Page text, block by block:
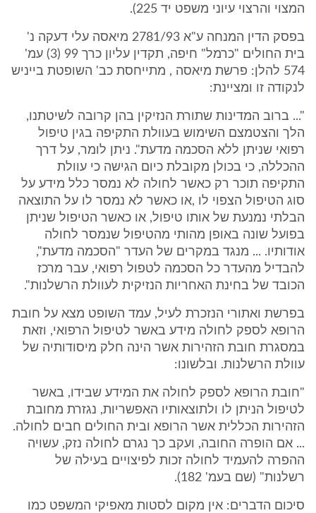
המצוי והרצוי עיוני משפט יד 225).
בפסק הדין המנחה ע"א 2781/93 מיאסה עלי דעקה נ'
בית החולים "כרמל" חיפה, תקדין עליון כרך 99 (3) עמ'
574 להלן: פרשת מיאסה , מתייחסת כב' השופטת בייניש
לנקודה זו ומציינת:
"... ברוב המדינות שתורת הנזיקין בהן קרובה לשיטתנו,
הלך והצטמצם השימוש בעוולת התקיפה בגין טיפול
רפואי שניתן ללא הסכמה מדעת". ניתן לומר, על דרך
ההכללה, כי בכולן מקובלת כיום הגישה כי עוולת
התקיפה תוכר רק כאשר לחולה לא נמסר כלל מידע על
סוג הטיפול הצפוי לו ,או כאשר לא נמסר לו על התוצאה
הבלתי נמנעת של אותו טיפול, או כאשר הטיפול שניתן
בפועל שונה באופן מהותי מהטיפול שנמסר לחולה
אודותיו. ... מנגד במקרים של העדר "הסכמה מדעת",
להבדיל מהעדר כל הסכמה לטפול רפואי, עבר מרכז
הכובד של בחינת האחריות הנזיקית לעוולת הרשלנות".
בפרשת ואתורי הנזכרת לעיל, עמד השופט מצא על חובת
הרופא לספק לחולה מידע באשר לטיפול הרפואי, וזאת
במסגרת חובת הזהירות אשר הינה חלק מיסודותיה של
עוולת הרשלנות. ובלשונו:
"חובת הרופא לספק לחולה את המידע שבידו, באשר
לטיפול הניתן לו ולתוצאותיו האפשריות, נגזרת מחובת
הזהירות הכללית אשר הרופא ובית החולים חבים לחולה.
... אם הופרה החובה, ועקב כך נגרם לחולה נזק, עשויה
ההפרה להעמיד לחולה זכות לפיצויים בעילה של
רשלנות" (שם בעמ' 182).
סיכום הדברים: אין מקום לסטות מאפיקי המשפט כמו